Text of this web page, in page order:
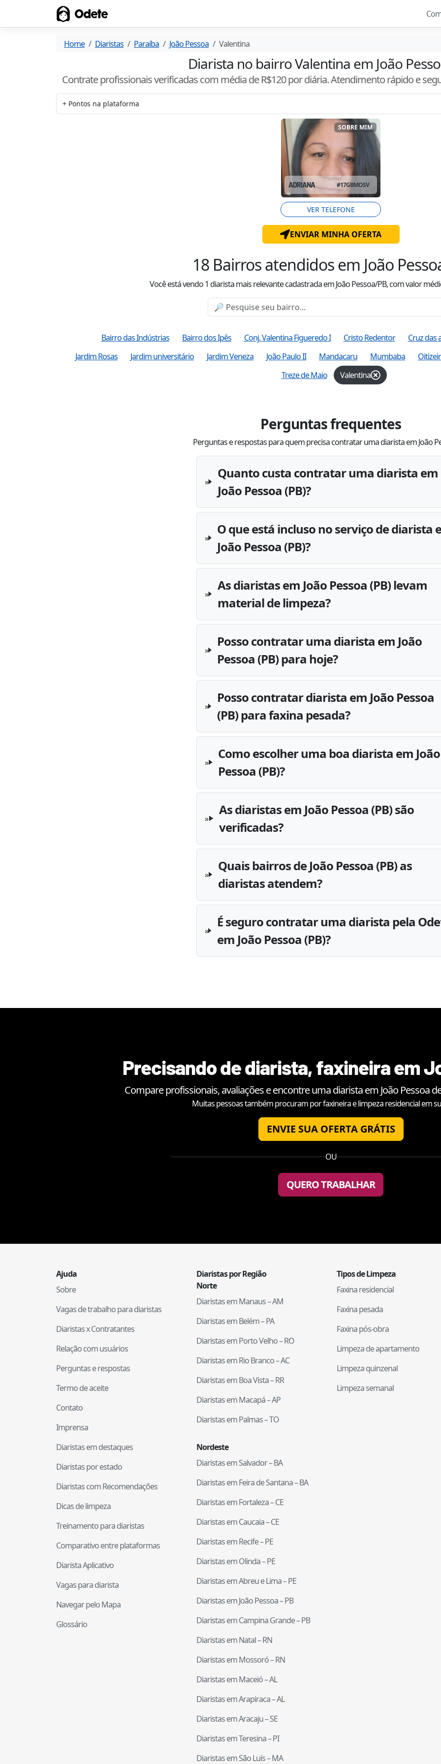
Odete
Home Diaristas Paraíba João Pessoa Valentina
Diarista no bairro Valentina em João
Contrate profissionais verificadas com média de R$120por diária. Atendimentorápido e
SOBRE MIM
ADRIANA #17GBMOSV
VER TELEFONE
ENVIAR MINHA OFERTA
18 Bairros atendidosem João
Você está vendo1 diarista mais relevante cadastradaem João Pessoa/PB, com valor
Bairro das Indústrias Bairro dos Ipês Conj. Valentina Figueredo I Cristo Redentor Cruz das
Jardim Rosas
Jardim universitário Jardim Veneza João Paulo II Mandacaru Mumbaba
Treze de Maio
Valentina
Perguntas frequentes
Perguntas e respostas para quem precisa contratar uma diarista em João
Quanto custa contratar uma diarista em
João Pessoa (PB)?
O que está incluso no serviço de diarista
João Pessoa (PB)?
As diaristas em João Pessoa (PB) levam
material de limpeza?
Posso contratar uma diarista em João
Pessoa (PB) para hoje?
Posso contratar diarista em João Pessoa
(PB) para faxina pesada?
Como escolher uma boa diarista em João
Pessoa (PB)?
As diaristas em João Pessoa (PB) são
verificadas?
Quais bairros de João Pessoa (PB) as
diaristas atendem?
É seguro contratar uma diarista pela
em João Pessoa (PB)?
Precisando de diarista, faxineira em
Compare profissionais, avaliações e encontre uma diarista em João Pessoa
Muitas pessoas também procuram por faxineira e limpeza residencial em
ENVIE SUA OFERTA GRÁTIS
OU
QUERO TRABALHAR
Ajuda
Sobre
Vagas de trabalho para diaristas
Diaristas x Contratantes
Relação com usuários
Perguntas e respostas
Termo de aceite
Contato
Imprensa
Diaristas em destaques
Diaristas por estado
Diaristas com Recomendações
Dicas de limpeza
Treinamento para diaristas
Comparativo entre plataformas
Diarista Aplicativo
Vagas para diarista
Navegar pelo Mapa
Glossário
Diaristas por Região
Norte
Diaristas emManaus–AM
Diaristas emBelém–PA
Diaristas emPorto Velho–RO
Diaristas emRio Branco–AC
Diaristas emBoa Vista–RR
Diaristas emMacapá–AP
Diaristas emPalmas–TO
Nordeste
Diaristas emSalvador–BA
Diaristas emFeira de Santana–BA
Diaristas emFortaleza–CE
Diaristas emCaucaia–CE
Diaristas emRecife–PE
Diaristas emOlinda–PE
Diaristas emAbreu e Lima–PE
Diaristas emJoão Pessoa–PB
Diaristas emCampina Grande–PB
Diaristas emNatal–RN
Diaristas emMossoró–RN
Diaristas emMaceió–AL
Diaristas emArapiraca–AL
Diaristas emAracaju–SE
Diaristas emTeresina–PI
Diaristas emSão Luís–MA
Tipos de Limpeza
Faxina residencial
Faxina pesada
Faxina pós-obra
Limpeza de apartamento
Limpeza quinzenal
Limpeza semanal